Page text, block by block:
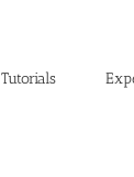
Tutorials